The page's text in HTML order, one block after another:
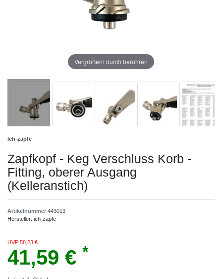
Vergrößern durch berühren
Ich-zapfe
Zapfkopf - Keg Verschluss Korb -
Fitting, oberer Ausgang
(Kelleranstich)
Artikelnummer 443013
Hersteller: ich-zapfe
UVP 58,23 €
41,59 € *